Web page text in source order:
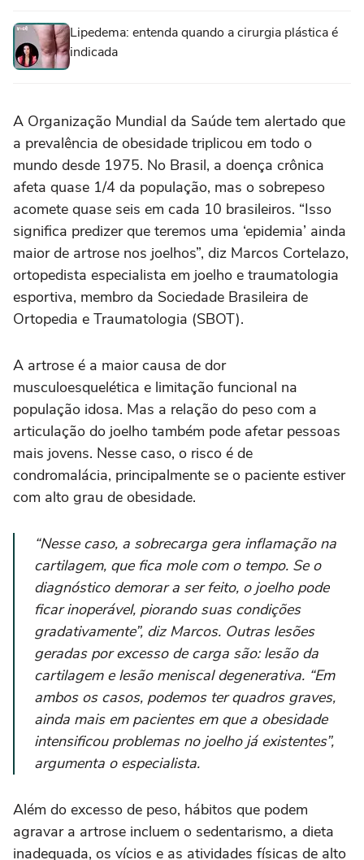
Lipedema: entenda quando a cirurgia plástica é
indicada
A Organização Mundial da Saúde tem alertado que
a prevalência de obesidade triplicou em todo o
mundo desde 1975. No Brasil, a doença crônica
afeta quase 1/4 da população, mas o sobrepeso
acomete quase seis em cada 10 brasileiros. “Isso
significa predizer que teremos uma ‘epidemia’ ainda
maior de artrose nos joelhos”, diz Marcos Cortelazo,
ortopedista especialista em joelho e traumatologia
esportiva, membro da Sociedade Brasileira de
Ortopedia e Traumatologia (SBOT).
A artrose é a maior causa de dor
musculoesquelética e limitação funcional na
população idosa. Mas a relação do peso com a
articulação do joelho também pode afetar pessoas
mais jovens. Nesse caso, o risco é de
condromalácia, principalmente se o paciente estiver
com alto grau de obesidade.
“Nesse caso, a sobrecarga gera inflamação na
cartilagem, que fica mole com o tempo. Se o
diagnóstico demorar a ser feito, o joelho pode
ficar inoperável, piorando suas condições
gradativamente”, diz Marcos. Outras lesões
geradas por excesso de carga são: lesão da
cartilagem e lesão meniscal degenerativa. “Em
ambos os casos, podemos ter quadros graves,
ainda mais em pacientes em que a obesidade
intensificou problemas no joelho já existentes”,
argumenta o especialista.
Além do excesso de peso, hábitos que podem
agravar a artrose incluem o sedentarismo, a dieta
inadequada, os vícios e as atividades físicas de alto